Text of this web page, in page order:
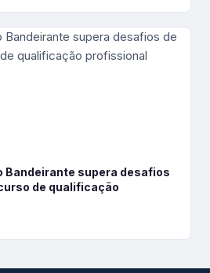
Bandeirante supera desafios
de qualificação